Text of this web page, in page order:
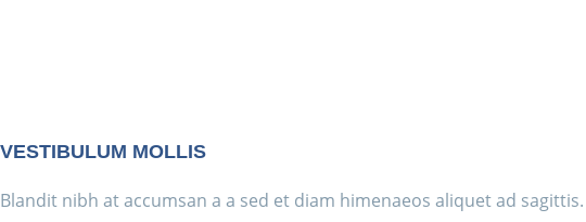
VESTIBULUM MOLLIS
Blandit nibh at accumsan a a sed et diam himenaeos aliquet ad sagittis.